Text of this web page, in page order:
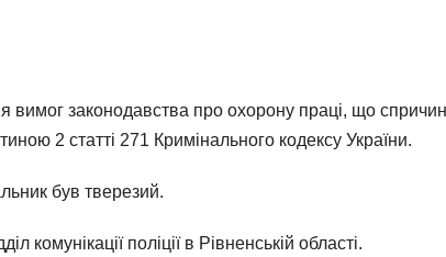
законодавства про охорону праці, що
2 статті 271 Кримінального кодексу України.
був тверезий.
комунікації поліції в Рівненській області.